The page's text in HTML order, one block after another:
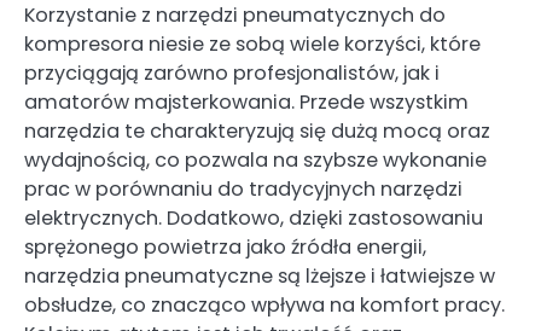
Korzystanie z narzędzi pneumatycznych do
kompresora niesie ze sobą wiele korzyści, które
przyciągają zarówno profesjonalistów, jak i
amatorów majsterkowania. Przede wszystkim
narzędzia te charakteryzują się dużą mocą oraz
wydajnością, co pozwala na szybsze wykonanie
prac w porównaniu do tradycyjnych narzędzi
elektrycznych. Dodatkowo, dzięki zastosowaniu
sprężonego powietrza jako źródła energii,
narzędzia pneumatyczne są lżejsze i łatwiejsze w
obsłudze, co znacząco wpływa na komfort pracy.